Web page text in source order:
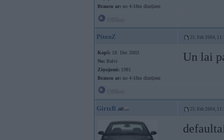
Braucu ar: no 4-18m dīzeļiem
PitonZ 25. Feb 2004,
Kopš: 18. Dec 2003
No: Balvi
Ziņojumi: 1981
Braucu ar: no 4-18m dīzeļiem
Un lai
GirtzB 25. Feb 2004,